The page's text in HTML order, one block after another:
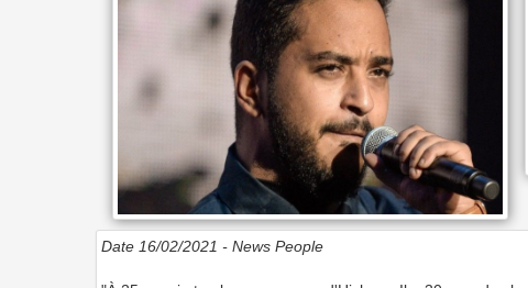
Date 16/02/2021 - News People